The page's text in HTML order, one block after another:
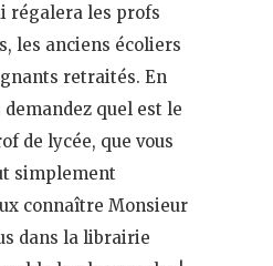
régalera les profs
les anciens écoliers
retraités. En
demandez quel est le
de lycée, que vous
simplement
connaître Monsieur
dans la librairie